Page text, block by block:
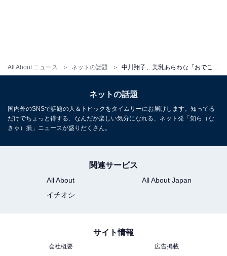
All About ニュース ネットの話題
ネットの話題
国内外のSNSで話題の人＆トピックをタイムリーにお届けします。知ってる
だけでちょっと得する、なんだか楽しい気分になれる、ネット発「知ら（な
きゃ）損」ニュースが盛りだくさん。
関連サービス
All About
All About Japan
イチオシ
サイト情報
会社概要
広告掲載